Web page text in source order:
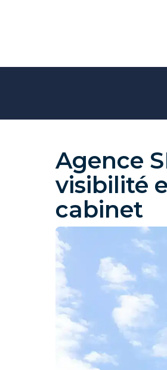
Agence
visibilité
cabinet